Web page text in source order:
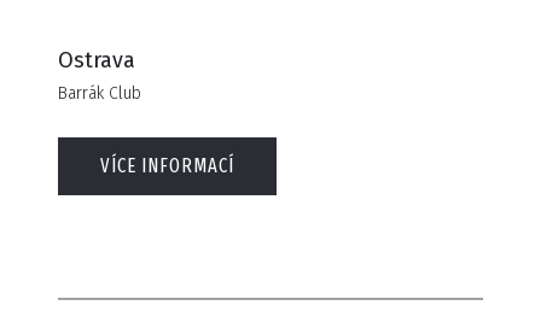
Ostrava
Barrák Club
VÍCE INFORMACÍ